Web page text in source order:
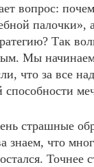
вопрос:
палочки»,
Так
Мы
что за все
страшные
знаем, что
Точнее